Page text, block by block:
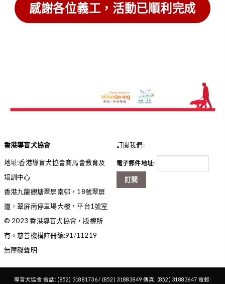
感謝各位義工，活動已順利完成
香港導盲犬協會
地址:香港導盲犬協會賽馬會教育及
培訓中心
香港九龍觀塘翠屏南邨，18號翠屏
道，翠屏南停車場大樓，平台1號室
© 2023 香港導盲犬協會，版權所
有。慈善機構註冊編:91/11219
無障礙聲明
訂閱我們:
電子郵件地址:
訂閱
導盲犬協會 電話: (852) 31881736 / (852) 31883849 傳真: (852) 31883647 電郵: